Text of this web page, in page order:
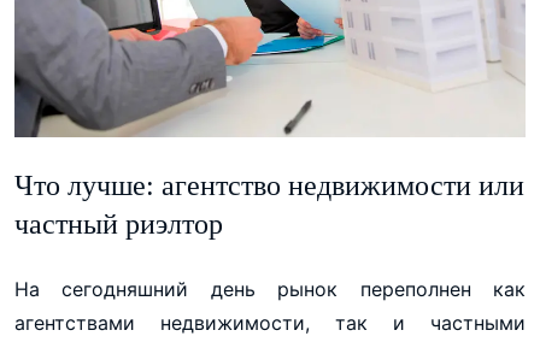
Что лучше: агентство недвижимости или
частный риэлтор
На сегодняшний день рынок переполнен как
агентствами недвижимости, так и частными